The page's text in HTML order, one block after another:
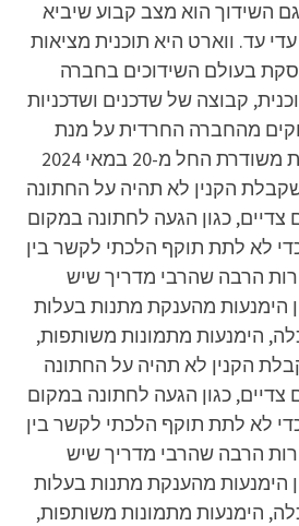
גם השידוך הוא מצב קבוע שיביא
עדי עד. ווארט היא תוכנית מציאות
בעולם השידוכים בחברה
קבוצה של שדכנים ושדכניות
מהחברה החרדית על מנת
להגיע לווארט. התוכנית משודרת החל מ-20 במאי 2024
שקבלת הקנין לא תהיה על החתונה
כגון הגעה לחתונה במקום
לא לתת תוקף הלכתי לקשר בין
הרבה שהרבי מדריך שיש
הימנעות מהענקת מתנות בעלות
הימנעות מתמונות משותפות,
הקנין לא תהיה על החתונה
כגון הגעה לחתונה במקום
לא לתת תוקף הלכתי לקשר בין
הרבה שהרבי מדריך שיש
הימנעות מהענקת מתנות בעלות
הימנעות מתמונות משותפות,